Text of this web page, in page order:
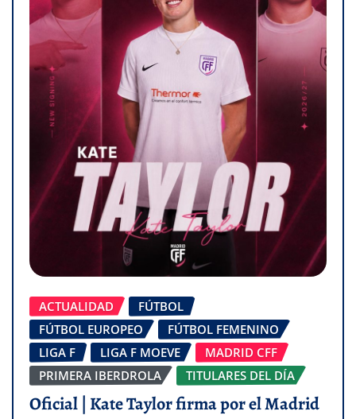
ACTUALIDAD
FÚTBOL
FÚTBOL EUROPEO
FÚTBOL FEMENINO
LIGA F
LIGA F MOEVE
MADRID CFF
PRIMERA IBERDROLA
TITULARES DEL DÍA
Oficial | Kate Taylor firma por el Madrid